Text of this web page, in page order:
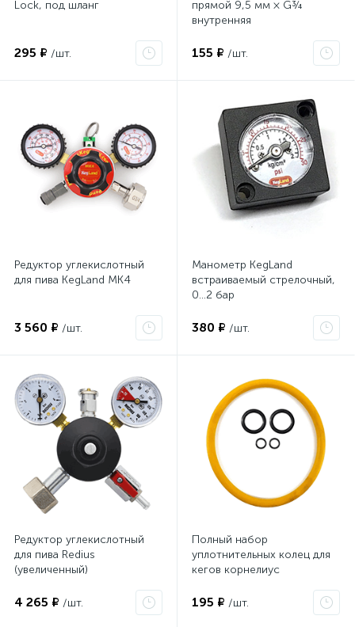
Lock, под шланг
295 ₽ /шт.
прямой 9,5 мм × G¾
внутренняя
155 ₽ /шт.
Редуктор углекислотный
для пива KegLand MK4
3 560 ₽ /шт.
Манометр KegLand
встраиваемый стрелочный,
0…2 бар
380 ₽ /шт.
Редуктор углекислотный
для пива Redius
(увеличенный)
4 265 ₽ /шт.
Полный набор
уплотнительных колец для
кегов корнелиус
195 ₽ /шт.